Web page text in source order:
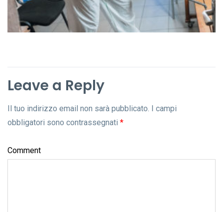
Leave a Reply
Il tuo indirizzo email non sarà pubblicato.
I campi
obbligatori sono contrassegnati *
Comment